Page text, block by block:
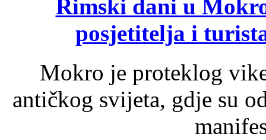
Rimski dani u
posjetitelja i
Mokro je proteklog
antičkog svijeta, gdje su